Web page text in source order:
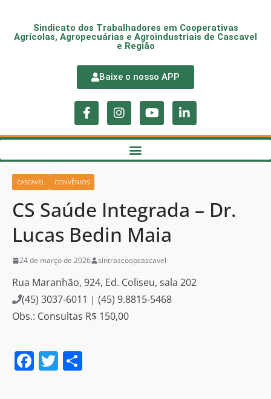
Sindicato dos Trabalhadores em Cooperativas
Agrícolas, Agropecuárias e Agroindustriais de Cascavel
e Região
Baixe o nosso APP
CASCAVEL CONVÊNIOS
CS Saúde Integrada – Dr.
Lucas Bedin Maia
24 de março de 2026 sintrascoopcascavel
Rua Maranhão, 924, Ed. Coliseu, sala 202
(45) 3037-6011 | (45) 9.8815-5468
Obs.: Consultas R$ 150,00
F T